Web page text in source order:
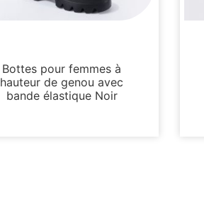
Bottes pour femmes à
hauteur de genou avec
bande élastique Noir